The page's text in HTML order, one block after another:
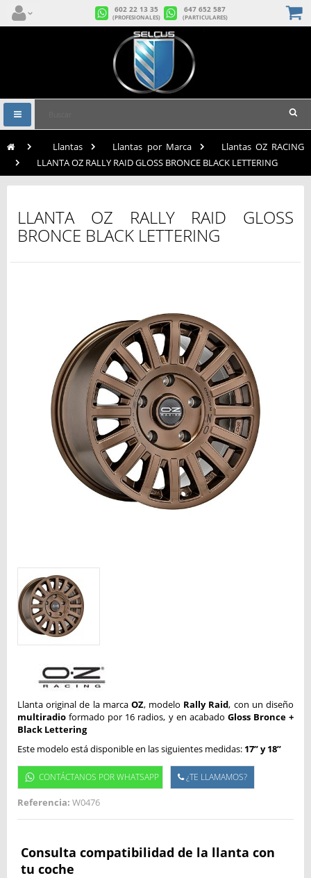
602 22 13 35
(PROFESIONALES)
647 652 587
(PARTICULARES)
Navegación
Toggle
Llantas Llantas por Marca
Llantas OZ RACING
LLANTA OZ RALLY RAID GLOSS BRONCE BLACK LETTERING
LLANTA OZ RALLY RAID GLOSS
BRONCE BLACK LETTERING
Llanta original de la marca OZ, modelo Rally Raid, con un diseño
multiradio formado por 16 radios, y en acabado Gloss Bronce +
Black Lettering
Este modelo está disponible en las siguientes medidas: 17” y18”
CONTÁCTANOS POR WHATSAPP ¿TE LLAMAMOS?
Referencia: W0476
Consulta compatibilidad de la llanta con
tu coche